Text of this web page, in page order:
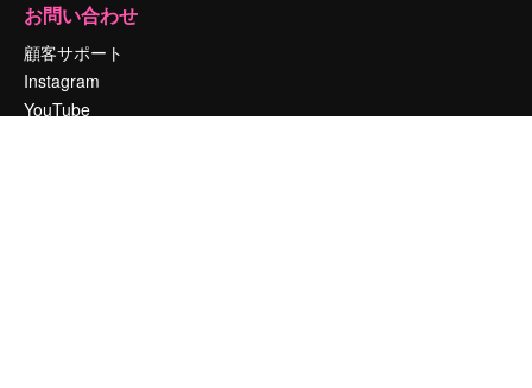
お問い合わせ
顧客サポート
Instagram
YouTube